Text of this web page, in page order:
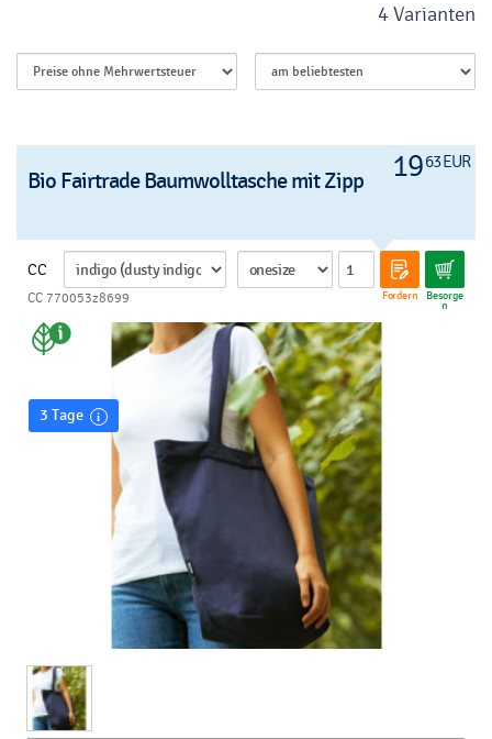
4 Varianten
1963 EUR
Bio Fairtrade Baumwolltasche mit Zipp
CC
Fordern Besorge
n
CC 770053z8699
3 Tage